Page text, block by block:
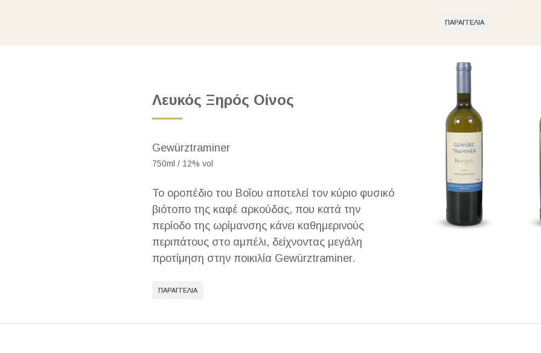
ΠΑΡΑΓΓΕΛΊΑ
Λευκός Ξηρός Οίνος
Gewürztraminer
750ml / 12% vol
Το οροπέδιο του Βοΐου αποτελεί τον κύριο φυσικό
βιότοπο της καφέ αρκούδας, που κατά την
περίοδο της ωρίμανσης κάνει καθημερινούς
περιπάτους στο αμπέλι, δείχνοντας μεγάλη
προτίμηση στην ποικιλία Gewürztraminer.
ΠΑΡΑΓΓΕΛΊΑ